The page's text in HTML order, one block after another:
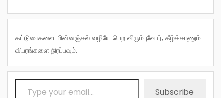
கட்டுரைகளை மின்னஞ்சல் வழியே பெற விரும்புவோர், கீழ்க்காணும்
விபரங்களை நிரப்பவும்.
Type your email…
Subscribe